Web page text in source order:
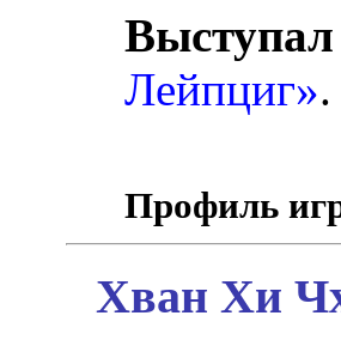
Лейпциг».
Профиль
Хван Хи